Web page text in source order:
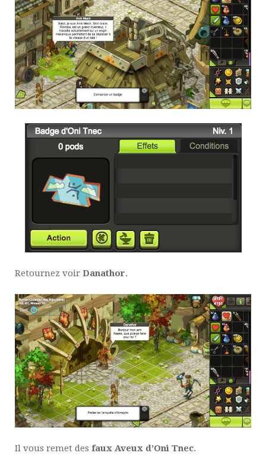
Retournez voir Danathor.
Il vous remet des faux Aveux d’Oni Tnec.